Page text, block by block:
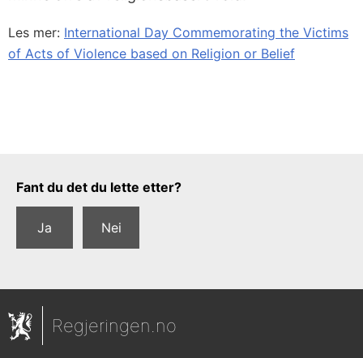
Les mer: International Day Commemorating the Victims
of Acts of Violence based on Religion or Belief
Tilbakemeldingsskjema
Fant du det du lette etter?
Ja Nei
Regjeringen.no